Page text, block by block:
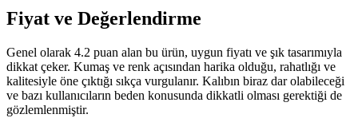
Fiyat ve Değerlendirme
Genel olarak 4.2 puan alan bu ürün, uygun fiyatı ve şık tasarımıyla
dikkat çeker. Kumaş ve renk açısından harika olduğu, rahatlığı ve
kalitesiyle öne çıktığı sıkça vurgulanır. Kalıbın biraz dar olabileceği
ve bazı kullanıcıların beden konusunda dikkatli olması gerektiği de
gözlemlenmiştir.